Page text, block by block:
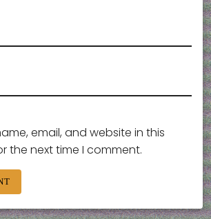
email, and website in this
the next time I comment.